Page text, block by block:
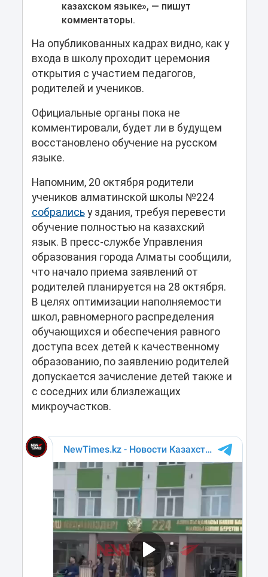
казахском языке», — пишут
комментаторы.
На опубликованных кадрах видно, как у
входа в школу проходит церемония
открытия с участием педагогов,
родителей и учеников.
Официальные органы пока не
комментировали, будет ли в будущем
восстановлено обучение на русском
языке.
Напомним, 20 октября родители
учеников алматинской школы №224
собралисьу здания, требуя перевести
обучение полностью на казахский
язык. В пресс-службе Управления
образования города Алматы сообщили,
что начало приема заявлений от
родителей планируется на 28 октября.
В целях оптимизации наполняемости
школ, равномерного распределения
обучающихся и обеспечения равного
доступа всех детей к качественному
образованию, по заявлению родителей
допускается зачисление детей также и
с соседних или близлежащих
микроучастков.